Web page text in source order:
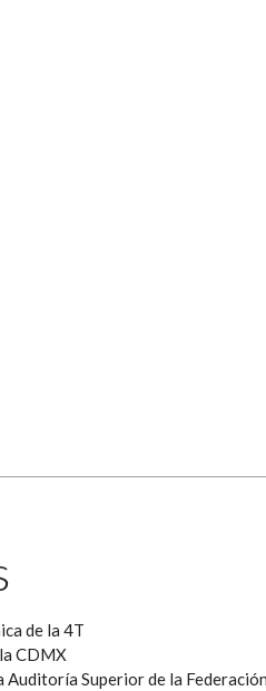
de la 4T
CDMX
Superior de la Federación